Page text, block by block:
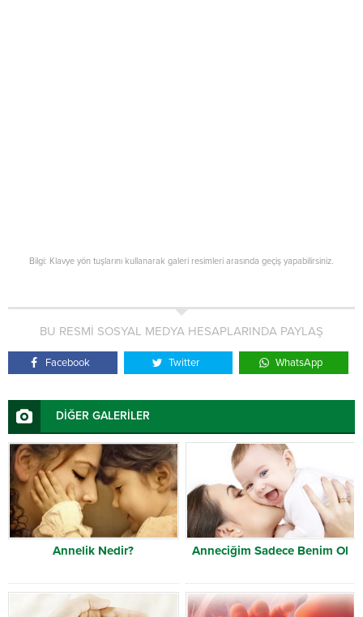
Bilgi: Klavye yön tuşlarını kullanarak galeri resimleri arasında geçiş yapabilirsiniz.
BU RESMİ SOSYAL MEDYA HESAPLARINDA PAYLAŞ
Facebook Twitter WhatsApp
DİĞER GALERİLER
Annelik Nedir? Anneciğim Sadece Benim Ol